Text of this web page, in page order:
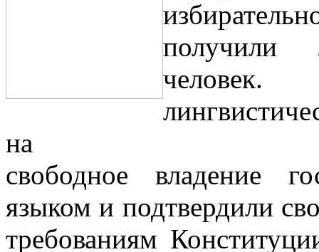
на
свободное владение
языком и подтвердили
требованиям